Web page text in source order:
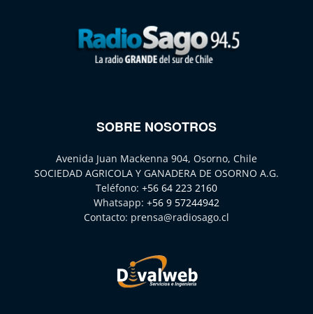
SOBRE NOSOTROS
Avenida Juan Mackenna 904, Osorno, Chile
SOCIEDAD AGRICOLA Y GANADERA DE OSORNO A.G.
Teléfono: +56 64 223 2160
Whatsapp: +56 9 57244942
Contacto: prensa@radiosago.cl